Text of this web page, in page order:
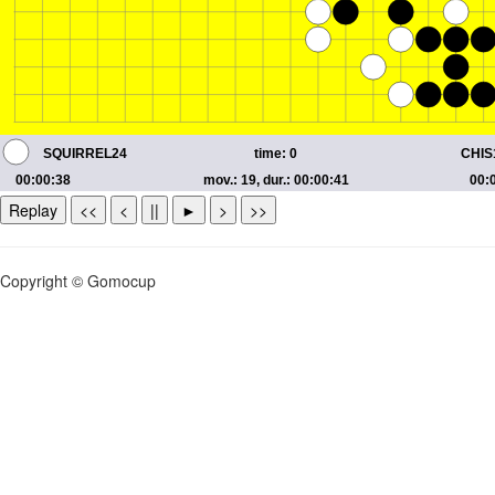
Replay << < || ► > >>
Copyright © Gomocup